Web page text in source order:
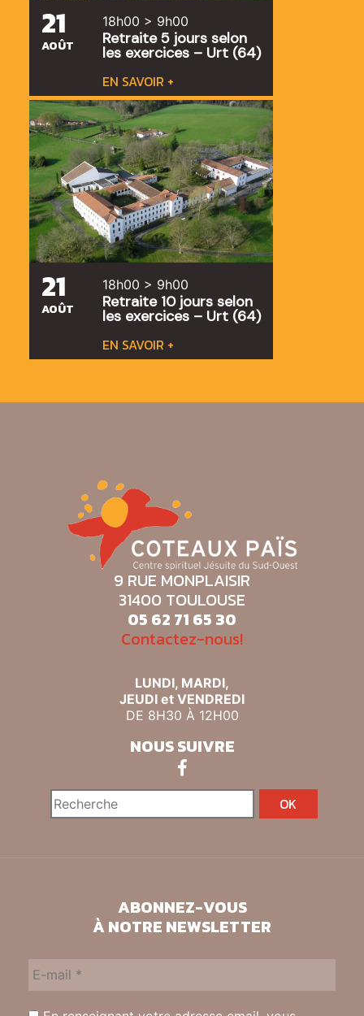
21
AOÛT
18h00 > 9h00
Retraite 5 jours selon
les exercices – Urt (64)
EN SAVOIR +
21
AOÛT
18h00 > 9h00
Retraite 10 jours selon
les exercices – Urt (64)
EN SAVOIR +
9 RUE MONPLAISIR
31400 TOULOUSE
05 62 71 65 30
Contactez-nous!
LUNDI, MARDI,
JEUDI et VENDREDI
DE 8H30 À 12H00
NOUS SUIVRE
ABONNEZ-VOUS
À NOTRE NEWSLETTER